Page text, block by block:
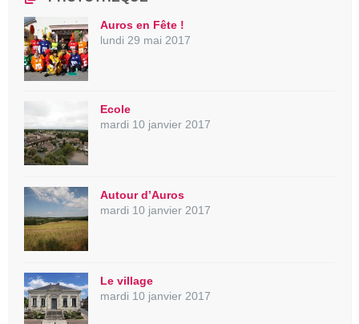
Auros en Fête !
lundi 29 mai 2017
Ecole
mardi 10 janvier 2017
Autour d’Auros
mardi 10 janvier 2017
Le village
mardi 10 janvier 2017